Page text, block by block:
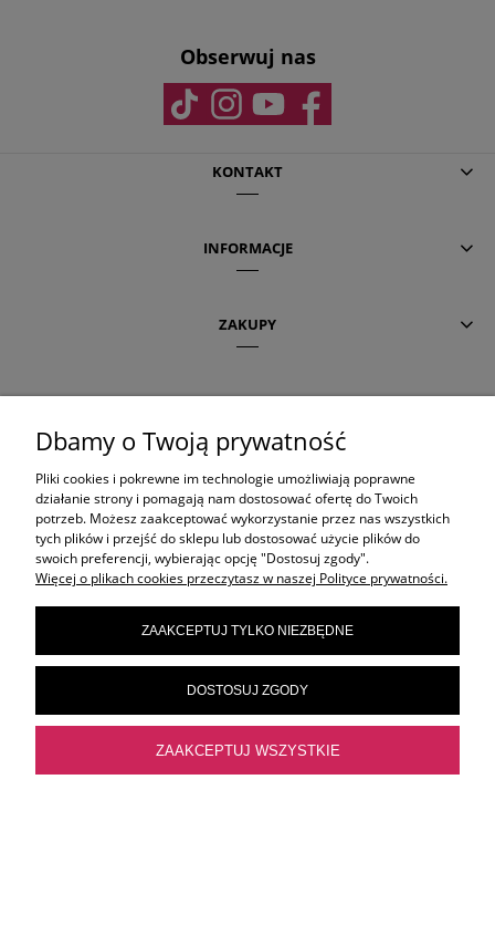
Obserwuj nas
KONTAKT
INFORMACJE
ZAKUPY
POMOC
AKTUALNE TEMATY
OLAPLEX
ORIBE
Dbamy o Twoją prywatność
Pliki cookies i pokrewne im technologie umożliwiają poprawne
działanie strony i pomagają nam dostosować ofertę do Twoich
potrzeb. Możesz zaakceptować wykorzystanie przez nas wszystkich
tych plików i przejść do sklepu lub dostosować użycie plików do
swoich preferencji, wybierając opcję "Dostosuj zgody".
Więcej o plikach cookies przeczytasz w naszej Polityce prywatności.
ZAAKCEPTUJ TYLKO NIEZBĘDNE
DOSTOSUJ ZGODY
ZAAKCEPTUJ WSZYSTKIE